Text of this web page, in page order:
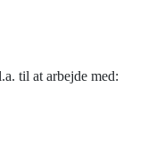
til at arbejde med: